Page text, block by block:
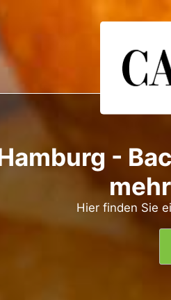
-
Hier finden Sie